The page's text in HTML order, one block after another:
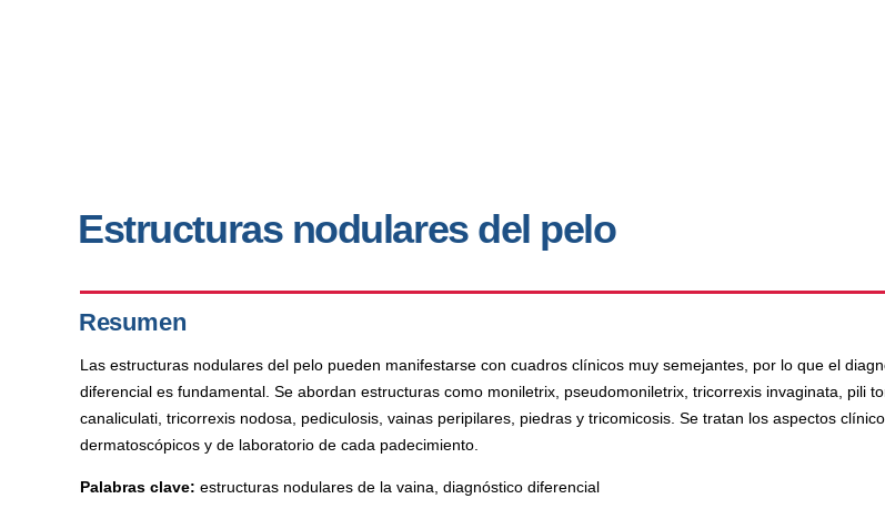
Estructuras nodulares del pelo
Resumen
Las estructuras nodulares del pelo pueden manifestarse con cuadros clínicos muy semejantes, por lo que el
diferencial es fundamental. Se abordan estructuras como moniletrix, pseudomoniletrix, tricorrexis invaginata, pili
canaliculati, tricorrexis nodosa, pediculosis, vainas peripilares, piedras y tricomicosis. Se tratan los aspectos
dermatoscópicos y de laboratorio de cada padecimiento.
Palabras clave: estructuras nodulares de la vaina, diagnóstico diferencial